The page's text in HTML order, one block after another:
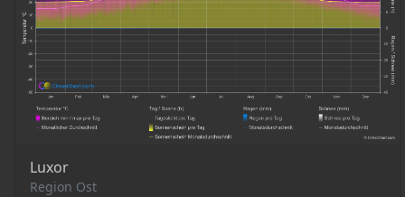
Luxor
Region Ost